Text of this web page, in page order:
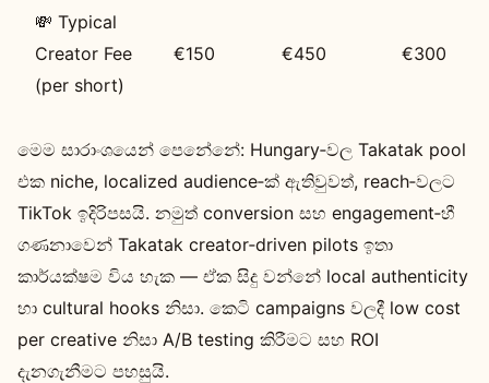
💸 Typical
Creator Fee
(per short)
€150 €450 €300
මෙම සාරාංශයෙන් පෙනේනේ: Hungary‑වල Takatak pool
එක niche, localized audience‑ක් ඇතිවුවත්, reach‑වලට
TikTok ඉදිරිපසයි. නමුත් conversion සහ engagement‑හී
ගණනාවෙන් Takatak creator‑driven pilots ඉතා
කාර්යක්ෂම විය හැක — ඒක සිදු වන්නේ local authenticity
හා cultural hooks නිසා. කෙටි campaigns වලදී low cost
per creative නිසා A/B testing කිරීමට සහ ROI
දැනගැනීමට පහසුයි.